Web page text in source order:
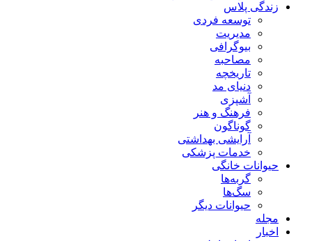
زندگی پلاس
توسعه فردی
مدیریت
بیوگرافی
مصاحبه
تاریخچه
دنیای مد
آشپزی
فرهنگ و هنر
گوناگون
آرایشی بهداشتی
خدمات پزشکی
حیوانات خانگی
گربه‌ها
سگ‌ها
حیوانات دیگر
مجله
اخبار